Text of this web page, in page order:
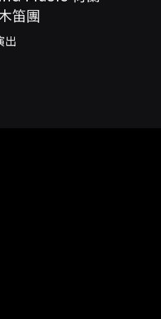
FamiPort、萊爾富 Life-ET 提
於超商購買：輪椅席與輪椅
結帳頁面顯示選項為準，僅
合，退票須全數辦理退票，或
票。如購買不同場次票券，最
笛團
出